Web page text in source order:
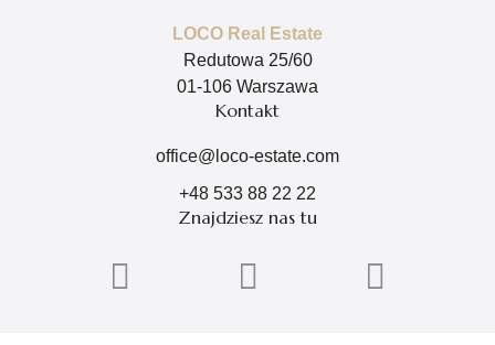
LOCO Real Estate
Redutowa 25/60
01-106 Warszawa
Kontakt
office@loco-estate.com
+48 533 88 22 22
Znajdziesz nas tu